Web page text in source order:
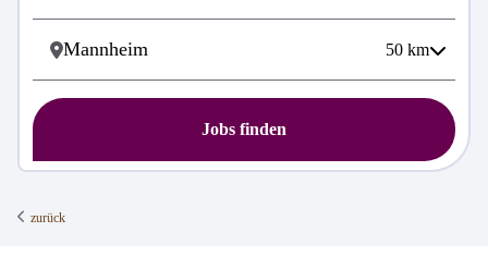
50 km
Jobs finden
zurück